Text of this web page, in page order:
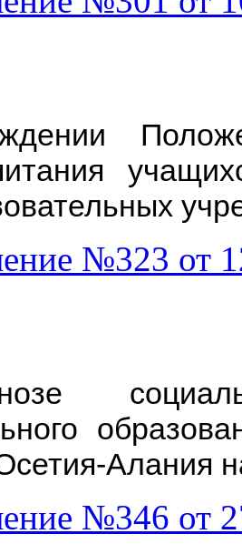
№323 от
Алания
№346 от